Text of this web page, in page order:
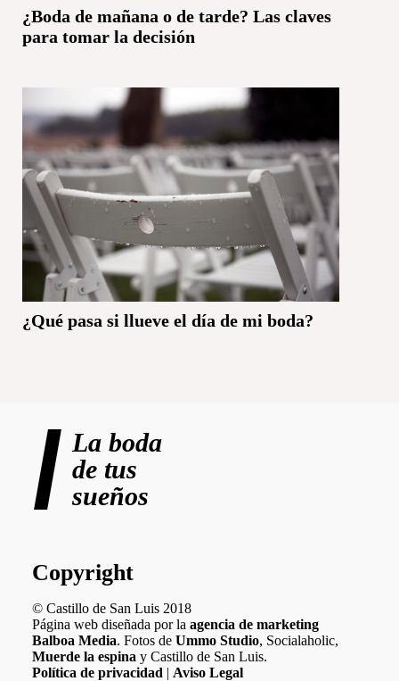
¿Boda de mañana o de tarde? Las claves
para tomar la decisión
¿Qué pasa si llueve el día de mi boda?
La boda
de tus
sueños
Copyright
© Castillo de San Luis 2018
Página web diseñada por la agencia de marketing
Balboa Media. Fotos de Ummo Studio, Socialaholic,
Muerde la espina y Castillo de San Luis.
Política de privacidad | Aviso Legal